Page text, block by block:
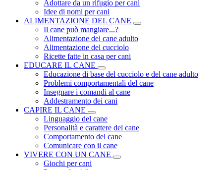
Adottare da un rifugio per cani
Idee di nomi per cani
ALIMENTAZIONE DEL CANE
Il cane può mangiare...?
Alimentazione del cane adulto
Alimentazione del cucciolo
Ricette fatte in casa per cani
EDUCARE IL CANE
Educazione di base del cucciolo e del cane adulto
Problemi comportamentali del cane
Insegnare i comandi al cane
Addestramento dei cani
CAPIRE IL CANE
Linguaggio del cane
Personalità e carattere del cane
Comportamento del cane
Comunicare con il cane
VIVERE CON UN CANE
Giochi per cani